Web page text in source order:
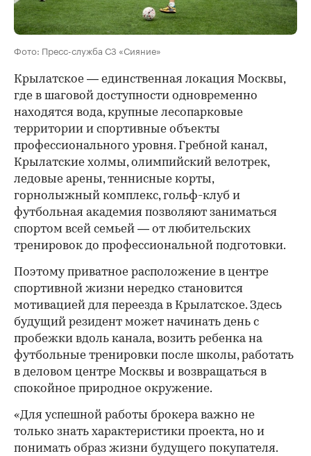
Фото: Пресс-служба СЗ «Сияние»
Крылатское — единственная локация Москвы,
где в шаговой доступности одновременно
находятся вода, крупные лесопарковые
территории и спортивные объекты
профессионального уровня. Гребной канал,
Крылатские холмы, олимпийский велотрек,
ледовые арены, теннисные корты,
горнолыжный комплекс, гольф-клуб и
футбольная академия позволяют заниматься
спортом всей семьей — от любительских
тренировок до профессиональной подготовки.
Поэтому приватное расположение в центре
спортивной жизни нередко становится
мотивацией для переезда в Крылатское. Здесь
будущий резидент может начинать день с
пробежки вдоль канала, возить ребенка на
футбольные тренировки после школы, работать
в деловом центре Москвы и возвращаться в
спокойное природное окружение.
«Для успешной работы брокера важно не
только знать характеристики проекта, но и
понимать образ жизни будущего покупателя.